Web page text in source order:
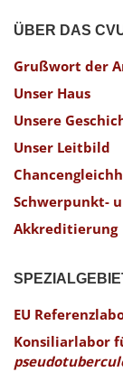
ÜBER DAS
Grußwort der
Unser Haus
Unsere
Unser Leitbild
Schwerpunkt-
Akkreditierung
EU
Konsiliarlabor